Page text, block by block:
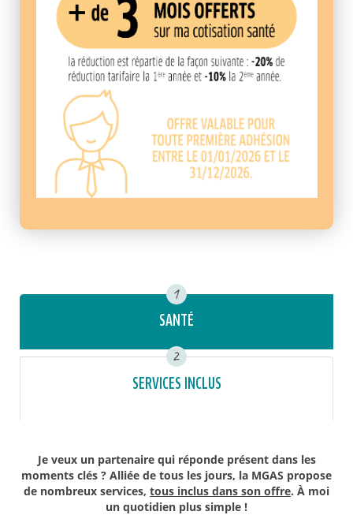
SANTÉ
1
SERVICES INCLUS
2
Je veux un partenaire qui réponde présent dans les
moments clés ? Alliée de tous les jours, la MGAS propose
de nombreux services, tous inclus dans son offre. À moi
un quotidien plus simple !